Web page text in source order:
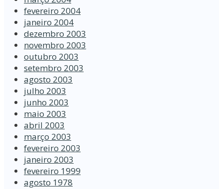
fevereiro 2004
janeiro 2004
dezembro 2003
novembro 2003
outubro 2003
setembro 2003
agosto 2003
julho 2003
junho 2003
maio 2003
abril 2003
março 2003
fevereiro 2003
janeiro 2003
fevereiro 1999
agosto 1978